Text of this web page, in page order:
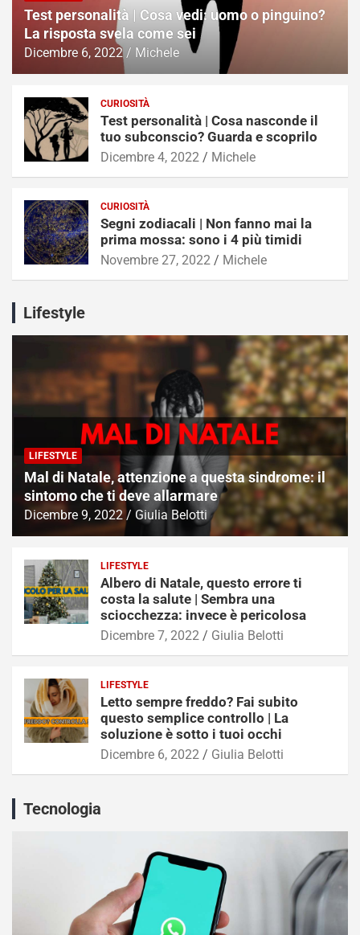
Test personalità | Cosa vedi: uomo o pinguino?
La risposta svela come sei
Dicembre 6, 2022 Michele
CURIOSITÀ
Test personalità | Cosa nasconde il
tuo subconscio? Guarda e scoprilo
Dicembre 4, 2022 Michele
CURIOSITÀ
Segni zodiacali | Non fanno mai la
prima mossa: sono i 4 più timidi
Novembre 27, 2022 Michele
Lifestyle
LIFESTYLE
Mal di Natale, attenzione a questa sindrome: il
sintomo che ti deve allarmare
Dicembre 9, 2022 Giulia Belotti
LIFESTYLE
Albero di Natale, questo errore ti
costa la salute | Sembra una
sciocchezza: invece è pericolosa
Dicembre 7, 2022 Giulia Belotti
LIFESTYLE
Letto sempre freddo? Fai subito
questo semplice controllo | La
soluzione è sotto i tuoi occhi
Dicembre 6, 2022 Giulia Belotti
Tecnologia